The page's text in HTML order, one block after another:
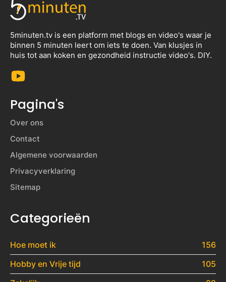
5minuten.tv is een platform met blogs en video's waar je
binnen 5 minuten leert om iets te doen. Van klusjes in
huis tot aan koken en gezondheid instructie video's. DIY.
Pagina's
Over ons
Contact
Algemene voorwaarden
Privacyverklaring
Sitemap
Categorieën
Hoe moet ik
156
Hobby en Vrije tijd
105